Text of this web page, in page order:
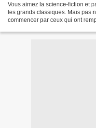
Vous aimez la science-fiction et
les grands classiques. Mais pas
commencer par ceux qui ont